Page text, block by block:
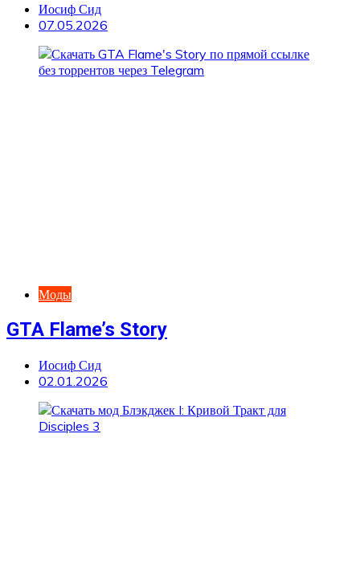
Иосиф Сид
07.05.2026
Моды
GTA Flame’s Story
Иосиф Сид
02.01.2026